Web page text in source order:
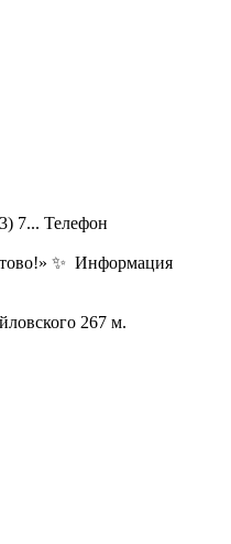
7... Телефон
✨ Информация
267 м.